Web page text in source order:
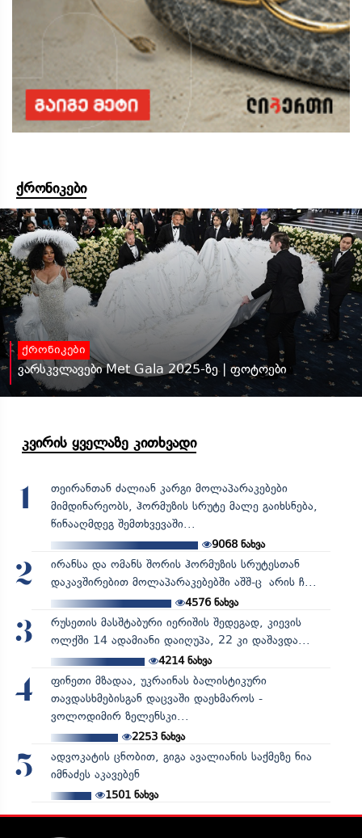
ქრონიკები
ქრონიკები
ვარსკვლავები Met Gala 2025-ზე | ფოტოები
კვირის ყველაზე კითხვადი
1
თეირანთან ძალიან კარგი მოლაპარაკებები
მიმდინარეობს, ჰორმუზის სრუტე მალე გაიხსნება,
წინააღმდეგ შემთხვევაში...
9068 ნახვა
2
ირანსა და ომანს შორის ჰორმუზის სრუტესთან
დაკავშირებით მოლაპარაკებებში აშშ-ც არის ჩ...
4576ნახვა
3
რუსეთის მასშტაბური იერიშის შედეგად, კიევის
ოლქში 14 ადამიანი დაიღუპა, 22 კი დაშავდა...
4214ნახვა
4
ფინეთი მზადაა, უკრაინას ბალისტიკური
თავდასხმებისგან დაცვაში დაეხმაროს -
ვოლოდიმირ ზელენსკი...
2253ნახვა
5
ადვოკატის ცნობით, გიგა ავალიანის საქმეზე ნია
იმნაძეს აკავებენ
1501ნახვა